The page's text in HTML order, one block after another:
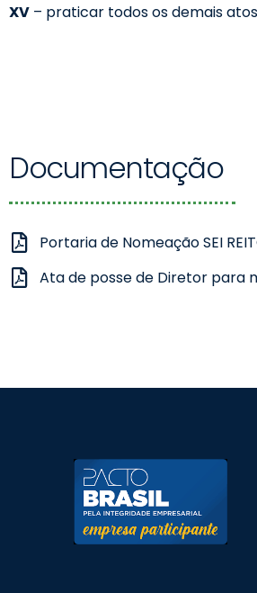
XV – praticar todos os demais
Documentação
Portaria de Nomeação SEI
Ata de posse de Diretor para